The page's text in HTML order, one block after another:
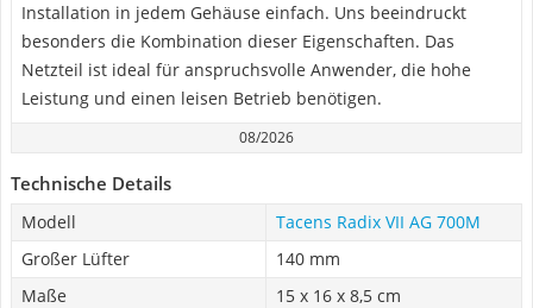
Installation in jedem Gehäuse einfach. Uns beeindruckt
besonders die Kombination dieser Eigenschaften. Das
Netzteil ist ideal für anspruchsvolle Anwender, die hohe
Leistung und einen leisen Betrieb benötigen.
08/2026
Technische Details
Modell
Tacens Radix VII AG 700M
Großer Lüfter
140 mm
Maße
15 x 16 x 8,5 cm